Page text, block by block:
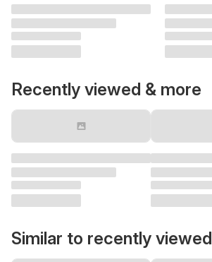
Recently viewed & more
Similar to recently viewed